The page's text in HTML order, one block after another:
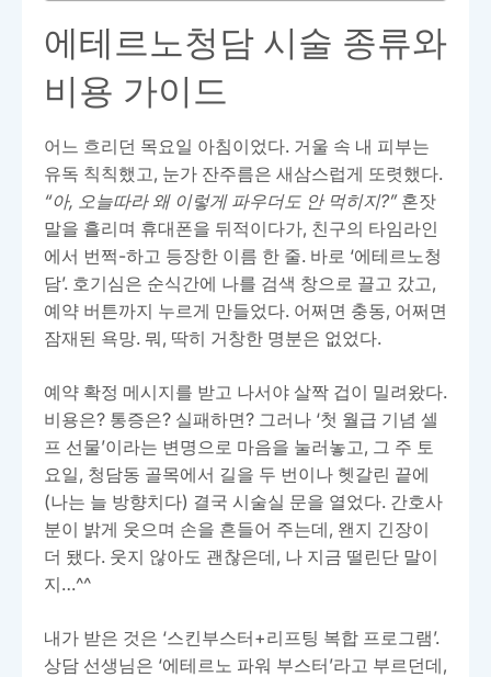
에테르노청담 시술 종류와
비용 가이드
어느 흐리던 목요일 아침이었다. 거울 속 내 피부는
유독 칙칙했고, 눈가 잔주름은 새삼스럽게 또렷했다.
“아, 오늘따라 왜 이렇게 파우더도 안 먹히지?”혼잣
말을 흘리며 휴대폰을 뒤적이다가, 친구의 타임라인
에서 번쩍-하고 등장한 이름 한 줄. 바로 ‘에테르노청
담’. 호기심은 순식간에 나를 검색 창으로 끌고 갔고,
예약 버튼까지 누르게 만들었다. 어쩌면 충동, 어쩌면
잠재된 욕망. 뭐, 딱히 거창한 명분은 없었다.
예약 확정 메시지를 받고 나서야 살짝 겁이 밀려왔다.
비용은? 통증은? 실패하면? 그러나 ‘첫 월급 기념 셀
프 선물’이라는 변명으로 마음을 눌러놓고, 그 주 토
요일, 청담동 골목에서 길을 두 번이나 헷갈린 끝에
(나는 늘 방향치다) 결국 시술실 문을 열었다. 간호사
분이 밝게 웃으며 손을 흔들어 주는데, 왠지 긴장이
더 됐다. 웃지 않아도 괜찮은데, 나 지금 떨린단 말이
지…^^
내가 받은 것은 ‘스킨부스터+리프팅 복합 프로그램’.
상담 선생님은 ‘에테르노 파워 부스터’라고 부르던데,